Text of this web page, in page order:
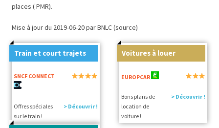
places ( PMR).
Mise à jour du 2019-06-20 par BNLC (source)
Train et court trajets
SNCF CONNECT
Offres spéciales
sur le train !
> Découvrir !
Voitures à louer
EUROPCAR
Bons plans de
location de
voiture !
> Découvrir !